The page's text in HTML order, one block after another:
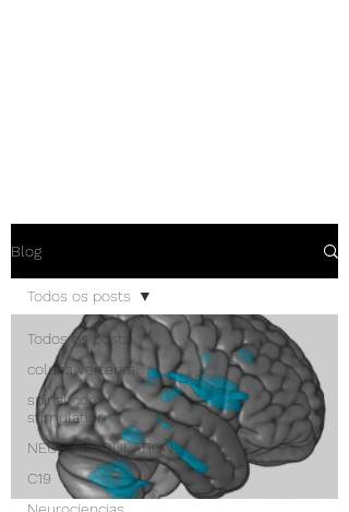
Blog
Todos os posts
coluna vertebral
spinal cord
stimulation
NEUROMODULATION
C19
Todos os posts